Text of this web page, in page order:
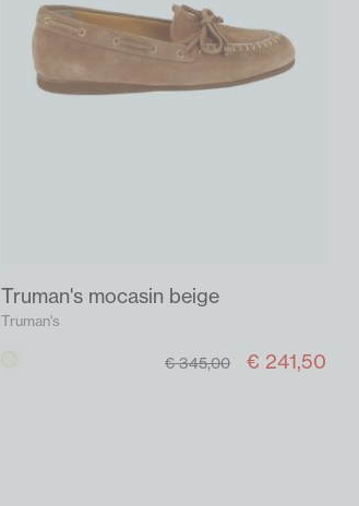
Truman's mocasin beige
Truman's
€ 345,00 € 241,50